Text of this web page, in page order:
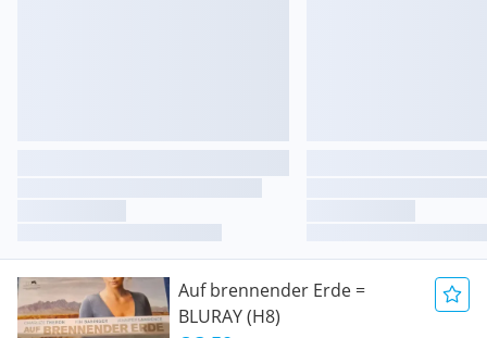
Auf brennender Erde =
BLURAY (H8)